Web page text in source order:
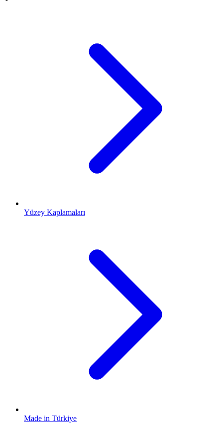
Yüzey Kaplamaları
Made in Türkiye